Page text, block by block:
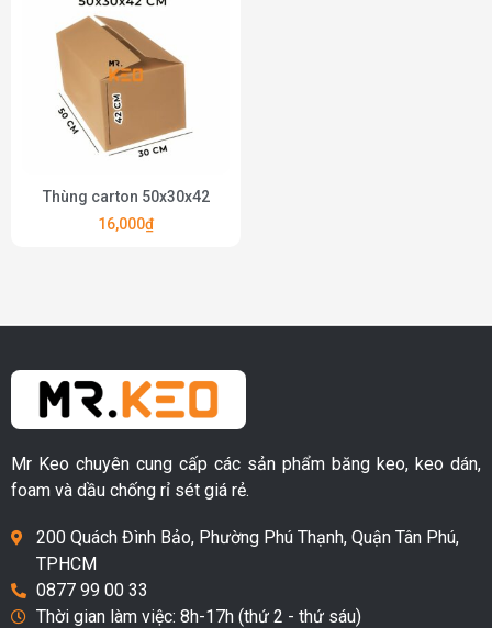
Thùng carton 50x30x42
16,000₫
Mr Keo chuyên cung cấp các sản phẩm băng keo, keo dán,
foam và dầu chống rỉ sét giá rẻ.
200 Quách Đình Bảo, Phường Phú Thạnh, Quận Tân Phú,
TPHCM
0877 99 00 33
Thời gian làm việc: 8h-17h (thứ 2 - thứ sáu)